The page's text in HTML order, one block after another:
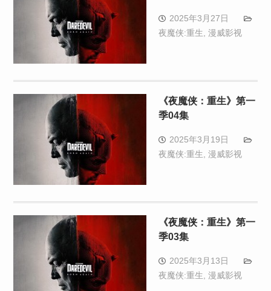
2025年3月27日
夜魔侠:重生 漫威影视
《夜魔侠：重生》第一
季04集
2025年3月19日
夜魔侠:重生 漫威影视
《夜魔侠：重生》第一
季03集
2025年3月13日
夜魔侠:重生 漫威影视